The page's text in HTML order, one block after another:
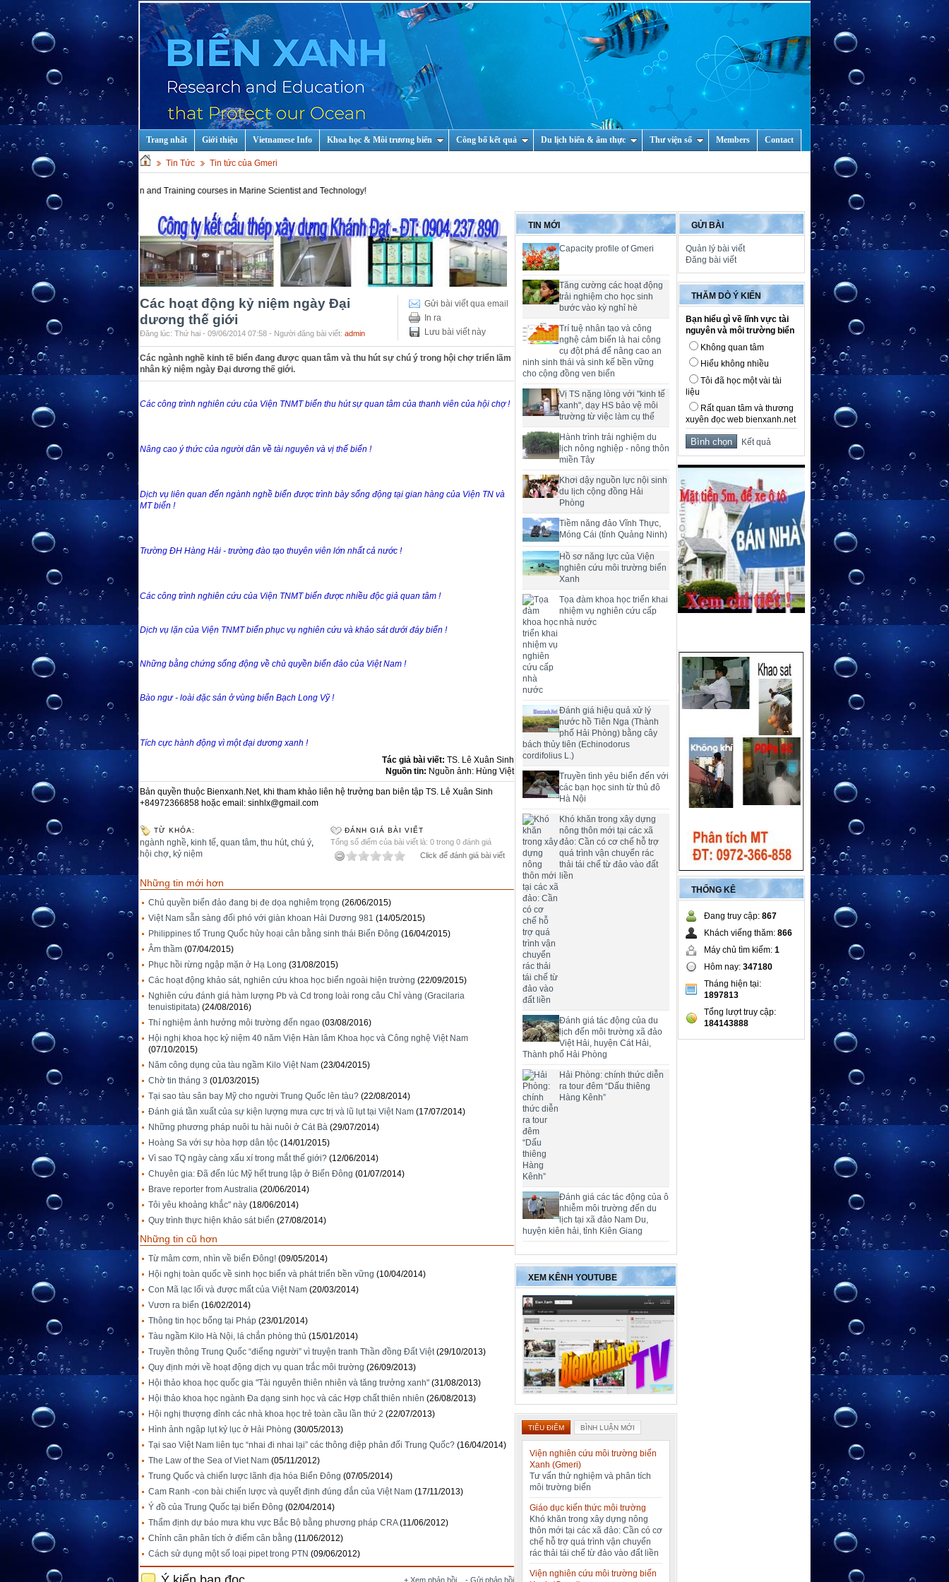
Trang nhất Giới thiệu Vietnamese Info Khoa học & Môi trương biển Công bố kết quả Du lịch biển & ẩm thực Thư viện số Members Contact
Tin Tức Tin tức của Gmeri
Hot keys: Education and Training courses in Marine Scientist and Technology!
Gửi bài viết qua email
In ra
Lưu bài viết này
Các hoạt động kỷ niệm ngày Đại
dương thế giới
Đăng lúc: Thứ hai - 09/06/2014 07:58 - Người đăng bài viết: admin
Các ngành nghề kinh tế biển đang được quan tâm và thu hút sự chú ý trong hội chợ triển lãm
nhân kỷ niệm ngày Đại dương thế giới.
Các công trình nghiên cứu của Viện TNMT biển thu hút sự quan tâm của thanh viên của hội chợ !
Nâng cao ý thức của người dân về tài nguyên và vị thế biển !
Dịch vụ liên quan đến ngành nghề biển được trình bày sống động tại gian hàng của Viện TN và
MT biển !
Trường ĐH Hàng Hải - trường đào tạo thuyên viên lớn nhất cả nước !
Các công trình nghiên cứu của Viện TNMT biển được nhiều độc giả quan tâm !
Dịch vụ lặn của Viện TNMT biển phục vụ nghiên cứu và khảo sát dưới đáy biển !
Những bằng chứng sống động về chủ quyền biển đảo của Việt Nam !
Bào ngư - loài đặc sản ở vùng biển Bạch Long Vỹ !
Tích cực hành động vì một đại dương xanh !
Tác giả bài viết: TS. Lê Xuân Sinh
Nguồn tin: Nguồn ảnh: Hùng Việt
Bản quyền thuộc Bienxanh.Net, khi tham khảo liên hệ trưởng ban biên tập TS. Lê Xuân Sinh
+84972366858 hoặc email: sinhlx@gmail.com
TỪ KHÓA:
ngành nghề, kinh tế, quan tâm, thu hút, chú ý,
hội chợ, kỷ niệm
ĐÁNH GIÁ BÀI VIẾT
Tổng số điểm của bài viết là: 0 trong 0 đánh giá
Click để đánh giá bài viết
Những tin mới hơn
Chủ quyền biển đảo đang bị đe dọa nghiêm trọng (26/06/2015)
Việt Nam sẵn sàng đối phó với giàn khoan Hải Dương 981 (14/05/2015)
Philippines tố Trung Quốc hủy hoại cân bằng sinh thái Biển Đông (16/04/2015)
Âm thầm (07/04/2015)
Phục hồi rừng ngập mặn ở Hạ Long (31/08/2015)
Các hoạt động khảo sát, nghiên cứu khoa học biển ngoài hiện trường (22/09/2015)
Nghiên cứu đánh giá hàm lượng Pb và Cd trong loài rong câu Chỉ vàng (Gracilaria
tenuistipitata) (24/08/2016)
Thí nghiệm ảnh hưởng môi trường đến ngao (03/08/2016)
Hội nghị khoa học kỷ niệm 40 năm Viện Hàn lâm Khoa học và Công nghệ Việt Nam
(07/10/2015)
Năm công dụng của tàu ngầm Kilo Việt Nam (23/04/2015)
Chờ tin tháng 3 (01/03/2015)
Tại sao tàu sân bay Mỹ cho người Trung Quốc lên tàu? (22/08/2014)
Đánh giá tần xuất của sự kiện lượng mưa cực trị và lũ lụt tại Việt Nam (17/07/2014)
Những phương pháp nuôi tu hài nuôi ở Cát Bà (29/07/2014)
Hoàng Sa với sự hòa hợp dân tộc (14/01/2015)
Vì sao TQ ngày càng xấu xí trong mắt thế giới? (12/06/2014)
Chuyên gia: Đã đến lúc Mỹ hết trung lập ở Biển Đông (01/07/2014)
Brave reporter from Australia (20/06/2014)
Tôi yêu khoảng khắc" này (18/06/2014)
Quy trình thực hiện khảo sát biển (27/08/2014)
Những tin cũ hơn
Từ mâm cơm, nhìn về biển Đông! (09/05/2014)
Hội nghị toàn quốc về sinh học biển và phát triển bền vững (10/04/2014)
Con Mã lạc lối và được mất của Việt Nam (20/03/2014)
Vươn ra biển (16/02/2014)
Thông tin học bổng tại Pháp (23/01/2014)
Tàu ngầm Kilo Hà Nội, lá chắn phòng thủ (15/01/2014)
Truyền thông Trung Quốc “điếng người” vì truyện tranh Thần đồng Đất Việt (29/10/2013)
Quy định mới về hoạt động dịch vụ quan trắc môi trường (26/09/2013)
Hội thảo khoa học quốc gia "Tài nguyên thiên nhiên và tăng trưởng xanh" (31/08/2013)
Hội thảo khoa học ngành Đa dạng sinh học và các Hợp chất thiên nhiên (26/08/2013)
Hội nghị thượng đỉnh các nhà khoa học trẻ toàn cầu lần thứ 2 (22/07/2013)
Hình ảnh ngập lụt kỷ lục ở Hải Phòng (30/05/2013)
Tại sao Việt Nam liên tục “nhai đi nhai lại” các thông điệp phản đối Trung Quốc? (16/04/2014)
The Law of the Sea of Viet Nam (05/11/2012)
Trung Quốc và chiến lược lãnh địa hóa Biển Đông (07/05/2014)
Cam Ranh -con bài chiến lược và quyết định đúng đắn của Việt Nam (17/11/2013)
Ý đồ của Trung Quốc tại biển Đông (02/04/2014)
Thẩm định dự báo mưa khu vực Bắc Bộ bằng phương pháp CRA (11/06/2012)
Chỉnh cân phân tích ở điểm cân bằng (11/06/2012)
Cách sử dụng một số loại pipet trong PTN (09/06/2012)
+ Xem phản hồi - Gửi phản hồi
TIN MỚI
Capacity profile of Gmeri
Tăng cường các hoạt động
trải nghiệm cho học sinh
bước vào kỳ nghỉ hè
Trí tuệ nhân tạo và công
nghệ cảm biến là hai công
cụ đột phá để nâng cao an
ninh sinh thái và sinh kế bền vững
cho cộng đồng ven biển
Vị TS nặng lòng với "kinh tế
xanh", dạy HS bảo vệ môi
trường từ việc làm cụ thể
Hành trình trải nghiệm du
lịch nông nghiệp - nông thôn
miền Tây
Khơi dậy nguồn lực nội sinh
du lịch cộng đồng Hải
Phòng
Tiềm năng đảo Vĩnh Thực,
Móng Cái (tỉnh Quảng Ninh)
Hồ sơ năng lực của Viện
nghiên cứu môi trường biển
Xanh
Tọa đàm khoa học triển khai
nhiệm vụ nghiên cứu cấp
nhà nước
Đánh giá hiệu quả xử lý
nước hồ Tiên Nga (Thành
phố Hải Phòng) bằng cây
bách thủy tiên (Echinodorus
cordifolius L.)
Truyền tình yêu biển đến với
các bạn học sinh từ thủ đô
Hà Nội
Khó khăn trong xây dựng
nông thôn mới tại các xã
đảo: Cần có cơ chế hỗ trợ
quá trình vận chuyển rác
thải tái chế từ đảo vào đất
liền
Đánh giá tác động của du
lịch đến môi trường xã đảo
Việt Hải, huyện Cát Hải,
Thành phố Hải Phòng
Hải Phòng: chính thức diễn
ra tour đêm “Dấu thiêng
Hàng Kênh”
Đánh giá các tác động của ô
nhiễm môi trường đến du
lịch tại xã đảo Nam Du,
huyện kiên hải, tỉnh Kiên Giang
XEM KÊNH YOUTUBE
TIÊU ĐIỂM BÌNH LUẬN MỚI
Viện nghiên cứu môi trường biển
Xanh (Gmeri)
Tư vấn thử nghiệm và phân tích
môi trường biển
Giáo dục kiến thức môi trường
Khó khăn trong xây dựng nông
thôn mới tại các xã đảo: Cần có cơ
chế hỗ trợ quá trình vận chuyển
rác thải tái chế từ đảo vào đất liền
Viện nghiên cứu môi trường biển
GỬI BÀI
Quản lý bài viết
Đăng bài viết
THĂM DÒ Ý KIẾN
Bạn hiểu gì về lĩnh vực tài
nguyên và môi trường biển
Không quan tâm
Hiểu không nhiều
Tôi đã học một vài tài
liệu
Rất quan tâm và thương
xuyên đọc web bienxanh.net
Kết quả
THỐNG KÊ
Đang truy cập: 867
Khách viếng thăm: 866
Máy chủ tìm kiếm: 1
Hôm nay: 347180
Tháng hiện tại:
1897813
Tổng lượt truy cập:
184143888